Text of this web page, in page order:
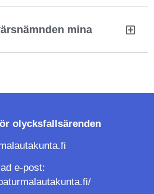
mina
olycksfallsärenden
e-post: